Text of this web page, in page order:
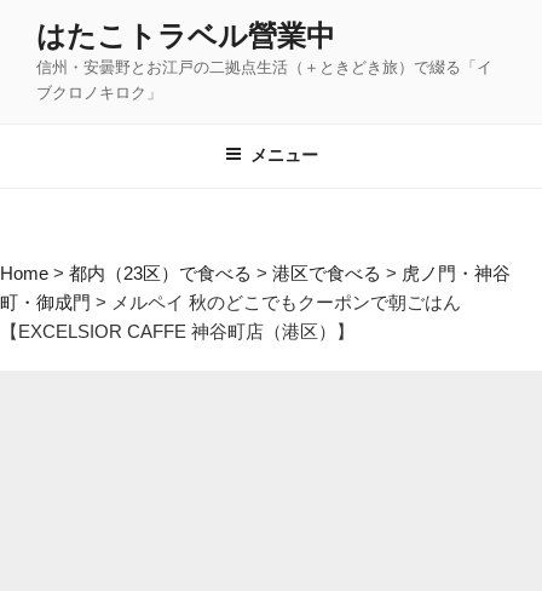
プ
はたこトラベル營業中
信州・安曇野とお江戸の二拠点生活（＋ときどき旅）で綴る「イ
ブクロノキロク」
メニュー
Home > 都内（23区）で食べる > 港区で食べる > 虎ノ門・神谷
町・御成門 > メルペイ 秋のどこでもクーポンで朝ごはん
【EXCELSIOR CAFFE 神谷町店（港区）】